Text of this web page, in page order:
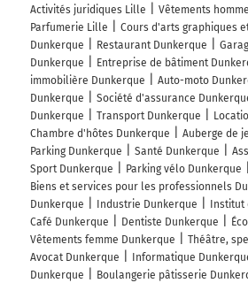
Activités juridiques Lille
Vêtements
Parfumerie Lille
Cours d'arts graphiques
Dunkerque
Restaurant Dunkerque
Dunkerque
Entreprise de bâtiment
immobilière Dunkerque
Auto-moto
Dunkerque
Société d'assurance
Dunkerque
Transport Dunkerque
Chambre d'hôtes Dunkerque
Auberge de
Parking Dunkerque
Santé Dunkerque
Sport Dunkerque
Parking vélo Dunkerque
Biens et services pour les professionnels
Dunkerque
Industrie Dunkerque
Café Dunkerque
Dentiste Dunkerque
Vêtements femme Dunkerque
Théâtre,
Avocat Dunkerque
Informatique
Dunkerque
Boulangerie pâtisserie